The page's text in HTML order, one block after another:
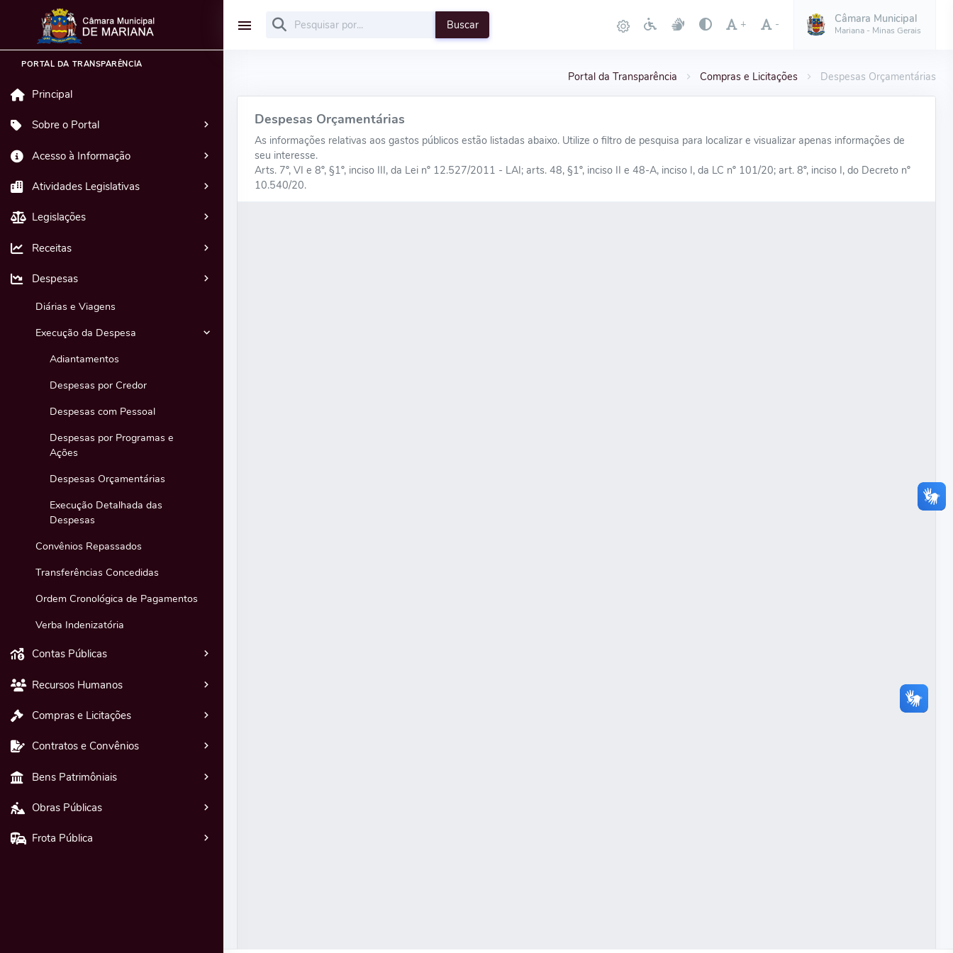
PORTAL DA TRANSPARÊNCIA
Principal
Sobre o Portal
Acesso à Informação
Atividades Legislativas
Legislações
Receitas
Despesas
Diárias e Viagens
Execução da Despesa
Adiantamentos
Despesas por Credor
Despesas com Pessoal
Despesas por Programas e
Ações
Despesas Orçamentárias
Execução Detalhada das
Despesas
Convênios Repassados
Transferências Concedidas
Ordem Cronológica de Pagamentos
Verba Indenizatória
Contas Públicas
Recursos Humanos
Compras e Licitações
Contratos e Convênios
Bens Patrimôniais
Obras Públicas
Frota Pública
+ - Câmara Municipal
Mariana - Minas Gerais
Buscar
Portal da Transparência Compras e Licitações Despesas Orçamentárias
Despesas Orçamentárias
As informações relativas aos gastos públicos estão listadas abaixo. Utilize o filtro de pesquisa para localizar e visualizar apenas informações de
seu interesse.
Arts. 7º, VI e 8º, §1º, inciso III, da Lei nº 12.527/2011 - LAI; arts. 48, §1º, inciso II e 48-A, inciso I, da LC nº 101/20; art. 8º, inciso I, do Decreto nº
10.540/20.